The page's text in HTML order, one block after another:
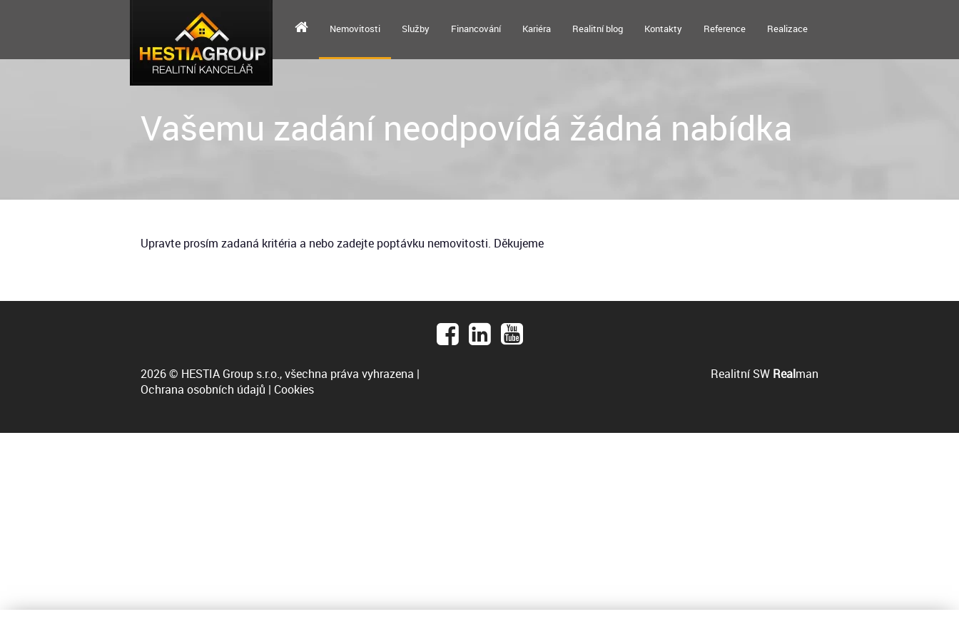
Nemovitosti Služby Financování Kariéra Realitní blog Kontakty Reference Realizace
Vašemu zadání neodpovídá žádná nabídka
Upravte prosím zadaná kritéria a nebo zadejte poptávku nemovitosti. Děkujeme
2026 © HESTIA Group s.r.o., všechna práva vyhrazena |
Ochrana osobních údajů | Cookies
Realitní SW Realman